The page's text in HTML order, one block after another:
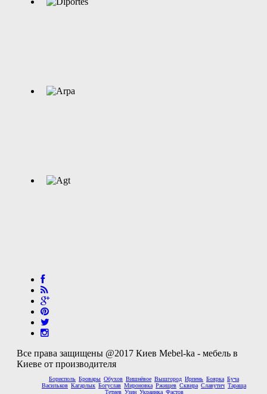
Все права защищены @2017 Киев Mebel-ka - мебель в
Киеве от производителя
Борисполь Бровары Обухов Вишнёвое Вышгород Ирпень Боярка Буча
Васильков Кагарлык Богуслав Мироновка Ржищев Сквира Славутич Тараща
Тетиев Узин Украинка Фастов